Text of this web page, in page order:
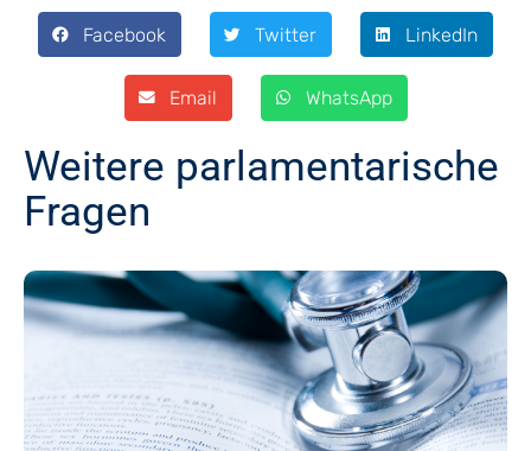
Facebook Twitter LinkedIn
Email WhatsApp
Weitere parlamentarische
Fragen